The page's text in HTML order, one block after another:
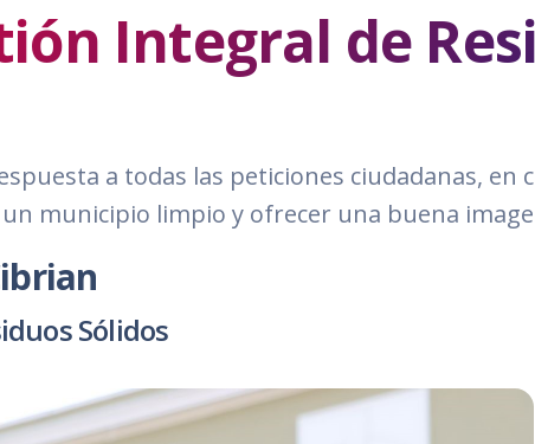
Integral de
a todas las peticiones ciudadanas, en
municipio limpio y ofrecer una buena
Sólidos